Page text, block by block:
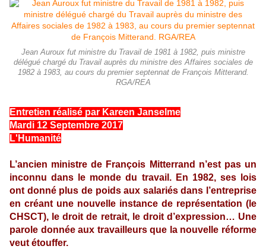
Jean Auroux fut ministre du Travail de 1981 à 1982, puis ministre
délégué chargé du Travail auprès du ministre des Affaires sociales de
1982 à 1983, au cours du premier septennat de François Mitterand.
RGA/REA
Entretien réalisé par Kareen Janselme
Mardi 12 Septembre 2017
L'Humanité
L’ancien ministre de François Mitterrand n’est pas un
inconnu dans le monde du travail. En 1982, ses lois
ont donné plus de poids aux salariés dans l’entreprise
en créant une nouvelle instance de représentation (le
CHSCT), le droit de retrait, le droit d’expression… Une
parole donnée aux travailleurs que la nouvelle réforme
veut étouffer.